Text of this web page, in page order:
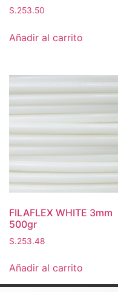
S.253.50
Añadir al carrito
FILAFLEX WHITE 3mm
500gr
S.253.48
Añadir al carrito